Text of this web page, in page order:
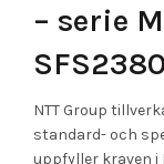
– serie
SFS2380
NTT Group
standard- och
uppfyller kraven i